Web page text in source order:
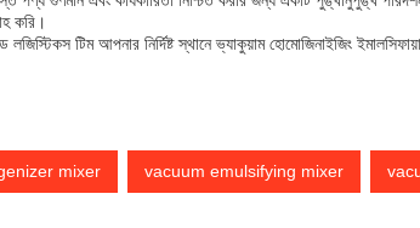
করি।
টিম আপনার নির্দিষ্ট স্থানে ভ্যাকুয়াম হোমোজিনাইজিং
mixer vacuum emulsifying mixer